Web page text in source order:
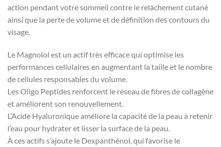
action pendant votre sommeil contre le relâchement cutané
ainsi que la perte de volume et de définition des contours du
visage.
Le Magnolol est un actif très efficace qui optimise les
performances cellulaires en augmentant la taille et le nombre
de cellules responsables du volume.
Les Oligo Peptides renforcent le réseau de fibres de collagène
et améliorent son renouvellement.
L’Acide Hyaluronique améliore la capacité de la peau à retenir
l’eau pour hydrater et lisser la surface de la peau.
À ces actifs s’ajoute le Dexpanthénol, qui favorise le